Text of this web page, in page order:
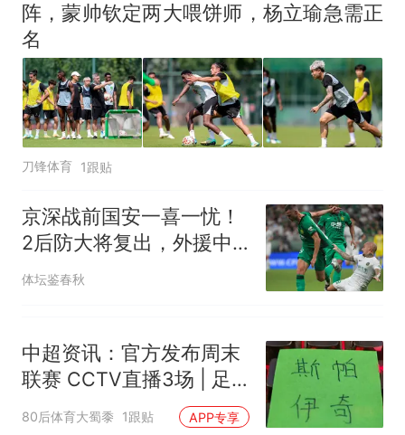
阵，蒙帅钦定两大喂饼师，杨立瑜急需正
名
刀锋体育 1跟贴
京深战前国安一喜一忧！
2后防大将复出，外援中
卫再伤，归期未定
体坛鉴春秋
中超资讯：官方发布周末
联赛 CCTV直播3场 | 足
协杯比赛时间就剩北京国
80后体育大蜀黍 1跟贴 APP专享